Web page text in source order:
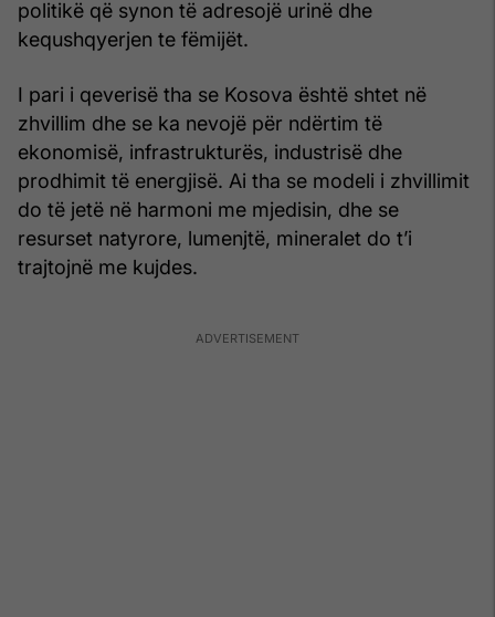
politikë që synon të adresojë urinë dhe
kequshqyerjen te fëmijët.
I pari i qeverisë tha se Kosova është shtet në
zhvillim dhe se ka nevojë për ndërtim të
ekonomisë, infrastrukturës, industrisë dhe
prodhimit të energjisë. Ai tha se modeli i zhvillimit
do të jetë në harmoni me mjedisin, dhe se
resurset natyrore, lumenjtë, mineralet do t’i
trajtojnë me kujdes.